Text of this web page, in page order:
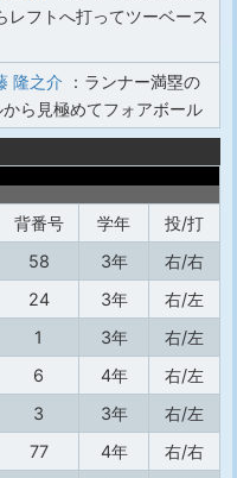
レフトへ打ってツーベース
隆之介 ：ランナー満塁の
ら見極めてフォアボール
背番号 学年
投/打
58 3年
右/右
24 3年
右/左
1 3年
右/左
6 4年
右/左
3 3年
右/左
77 4年
右/右